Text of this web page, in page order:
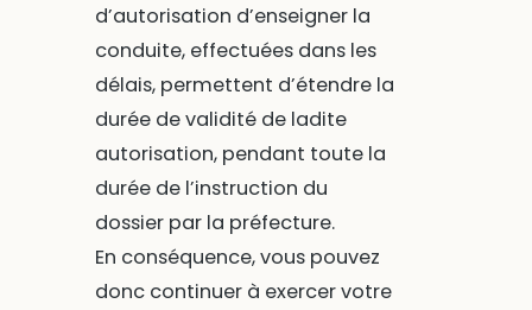
d’autorisation d’enseigner la
conduite, effectuées dans les
délais, permettent d’étendre la
durée de validité de ladite
autorisation, pendant toute la
durée de l’instruction du
dossier par la préfecture.
En conséquence, vous pouvez
donc continuer à exercer votre